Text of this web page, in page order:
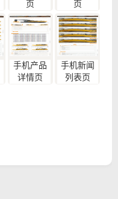
页
页
手机产品
详情页
手机新闻
列表页